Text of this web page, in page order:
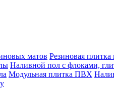
матов Резиновая
Наливной пол с флоками,
Модульная плитка ПВХ